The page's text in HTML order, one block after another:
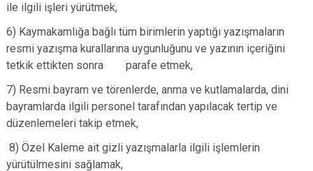
ile ilgili işleri yürütmek,
6) Kaymakamlığa bağlı tüm birimlerin yaptığı yazışmaların
resmi yazışma kurallarına uygunluğunu ve yazının içeriğini
tetkik ettikten sonra parafe etmek,
7) Resmi bayram ve törenlerde, anma ve kutlamalarda, dini
bayramlarda ilgili personel tarafından yapılacak tertip ve
düzenlemeleri takip etmek,
8) Özel Kaleme ait gizli yazışmalarla ilgili işlemlerin
yürütülmesini sağlamak,